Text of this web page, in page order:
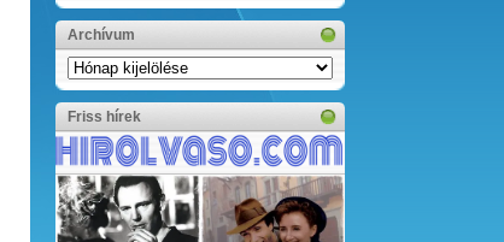
Archívum
Archívum
Friss hírek